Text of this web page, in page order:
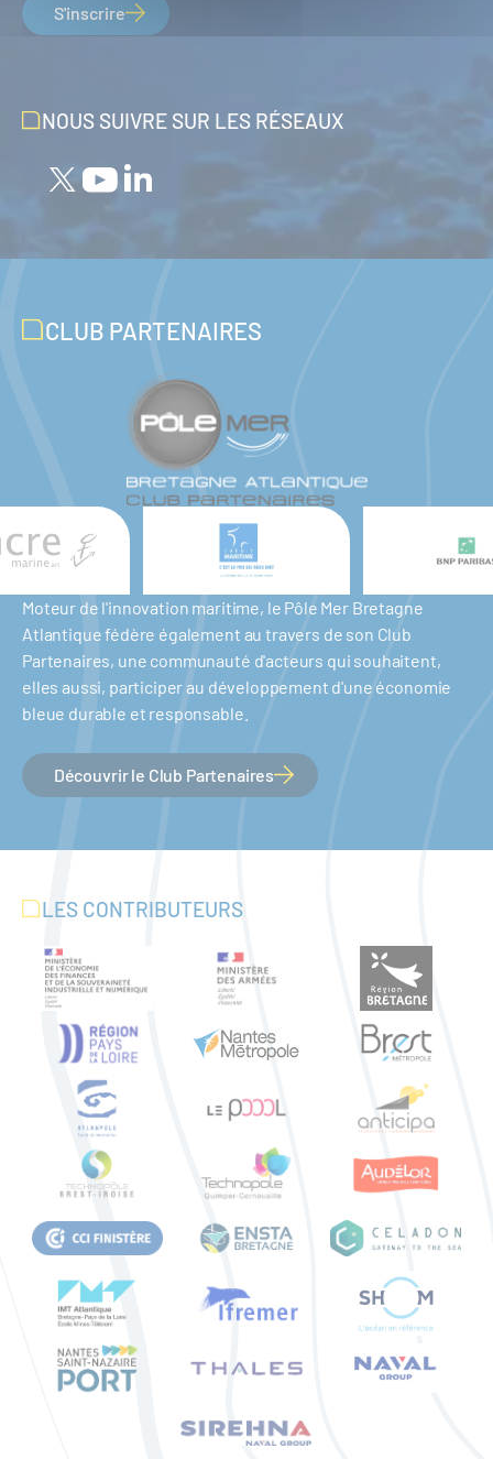
S'inscrire
NOUS SUIVRE SUR LES RÉSEAUX
CLUB PARTENAIRES
Moteur de l'innovation maritime, le Pôle Mer Bretagne
Atlantique fédère également au travers de son Club
Partenaires, une communauté d'acteurs qui souhaitent,
elles aussi, participer au développement d'une économie
bleue durable et responsable.
Découvrir le Club Partenaires
LES CONTRIBUTEURS